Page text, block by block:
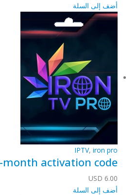
أضف إلى السلة
IPTV, iron pro
month activation code
USD 6.00
أضف إلى السلة